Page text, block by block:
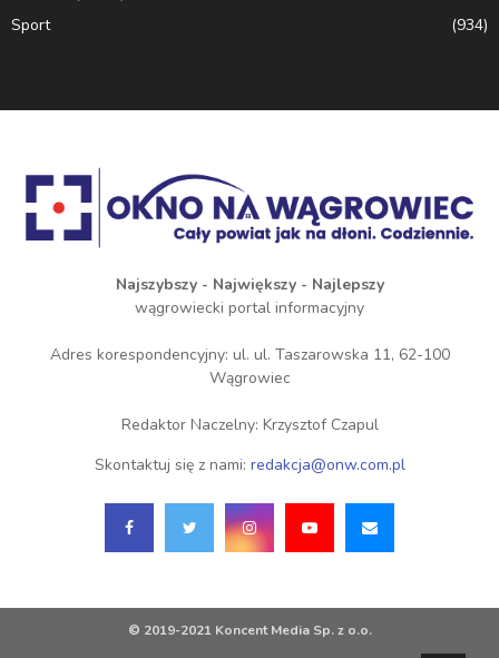
Sport
(934)
Najszybszy - Największy - Najlepszy
wągrowiecki portal informacyjny
Adres korespondencyjny: ul. ul. Taszarowska 11, 62-100
Wągrowiec
Redaktor Naczelny: Krzysztof Czapul
Skontaktuj się z nami: redakcja@onw.com.pl
© 2019-2021 Koncent Media Sp. z o.o.